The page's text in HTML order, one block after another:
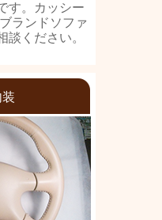
す。カッシー
ランドソファ
談ください。